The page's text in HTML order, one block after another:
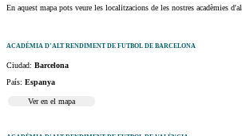
En aquest mapa pots veure les localitzacions de les nostres acadèmies
ACADÈMIA D’ALT RENDIMENT DE FUTBOL DE BARCELONA
Ciudad: Barcelona
País: Espanya
Ver en el mapa